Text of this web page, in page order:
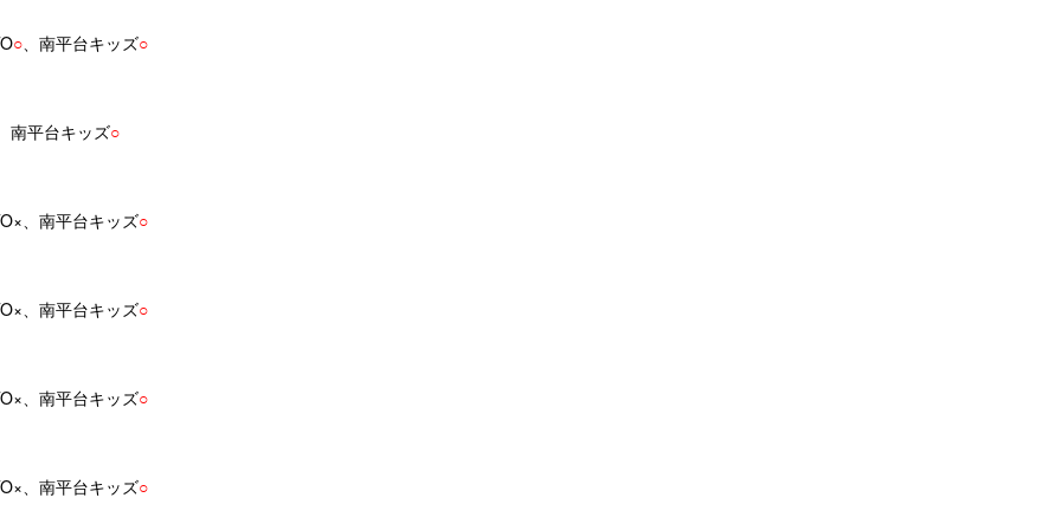
○、南平台キッズ○
南平台キッズ○
、南平台キッズ○
、南平台キッズ○
、南平台キッズ○
、南平台キッズ○